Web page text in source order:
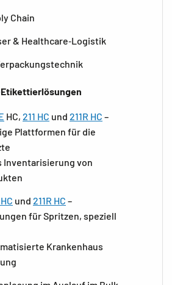
Chain
& Healthcare‑Logistik
Etikettierlösungen
HC, 211 HC und 211R HC –
Plattformen für die
Inventarisierung von
und 211R HC –
für Spritzen, speziell
Krankenhaus